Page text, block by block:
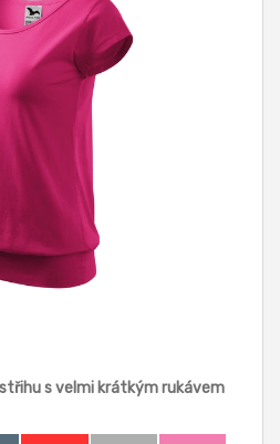
s velmi krátkým rukávem